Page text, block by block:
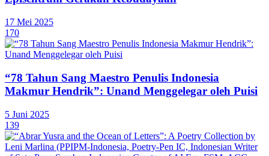
17 Mei 2025
170
“78 Tahun Sang Maestro Penulis Indonesia
Makmur Hendrik”: Unand Menggelegar oleh Puisi
5 Juni 2025
139